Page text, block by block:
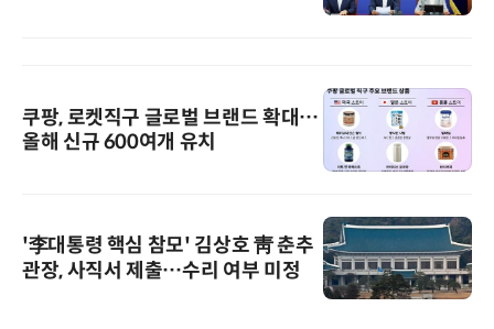
쿠팡, 로켓직구 글로벌 브랜드 확대…
올해 신규 600여개 유치
'李대통령 핵심 참모' 김상호 靑 춘추
관장, 사직서 제출…수리 여부 미정